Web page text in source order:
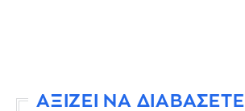
ΑΞΙΖΕΙ ΝΑ ΔΙΑΒΑΣΕΤΕ